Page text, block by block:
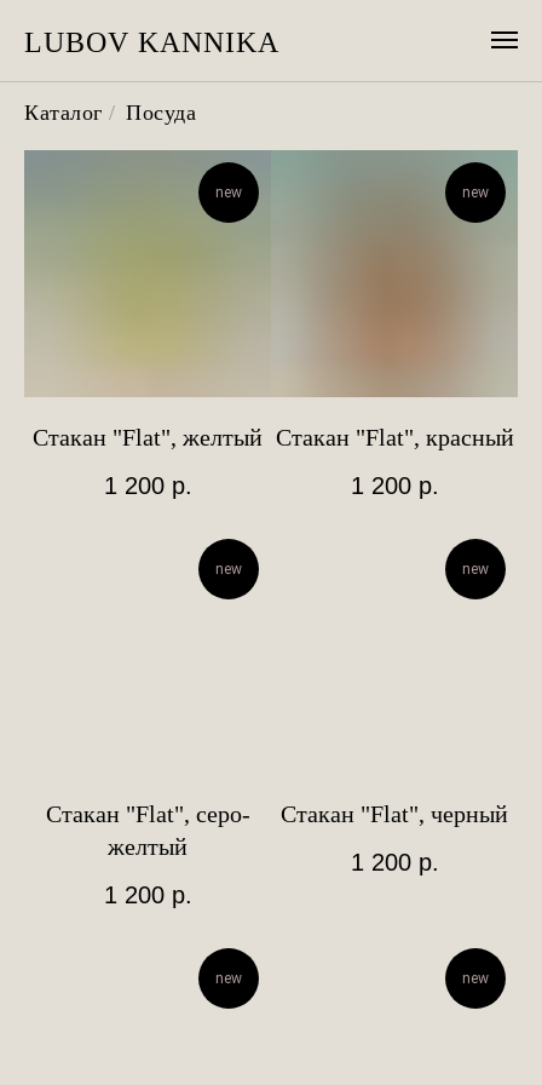
LUBOV KANNIKA
Каталог / Посуда
new
Стакан "Flat", желтый
1 200 р.
new
Стакан "Flat", красный
1 200 р.
new
Стакан "Flat", серо-
желтый
1 200 р.
new
Стакан "Flat", черный
1 200 р.
new new